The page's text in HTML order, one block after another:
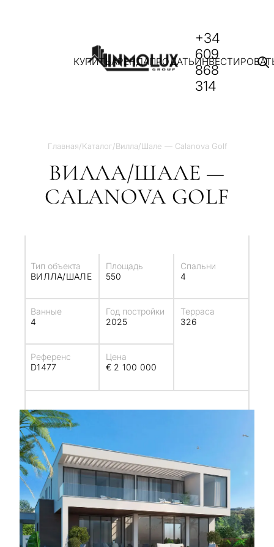
КУПИТЬАРЕНДАПРОДАТЬ
+34
609
868
314
Главная/Каталог/Вилла/Шале — Calanova Golf
ВИЛЛА/ШАЛЕ —
CALANOVA GOLF
Тип объекта
ВИЛЛА/ШАЛЕ
Площадь
550
Спальни
4
Ванные
4
Год постройки
2025
Терраса
326
Референс
D1477
Цена
€ 2 100 000